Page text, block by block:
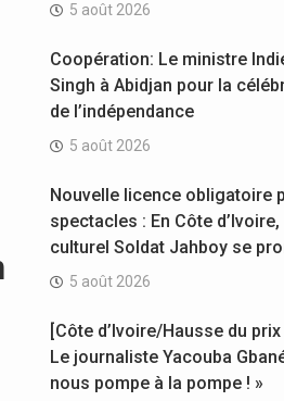
5 août 2026
Coopération: Le ministre
Singh à Abidjan pour la
de l’indépendance
5 août 2026
Nouvelle licence obligatoire
spectacles : En Côte d’Ivoire,
culturel Soldat Jahboy se
5 août 2026
[Côte d’Ivoire/Hausse du
Le journaliste Yacouba
nous pompe à la pompe ! »